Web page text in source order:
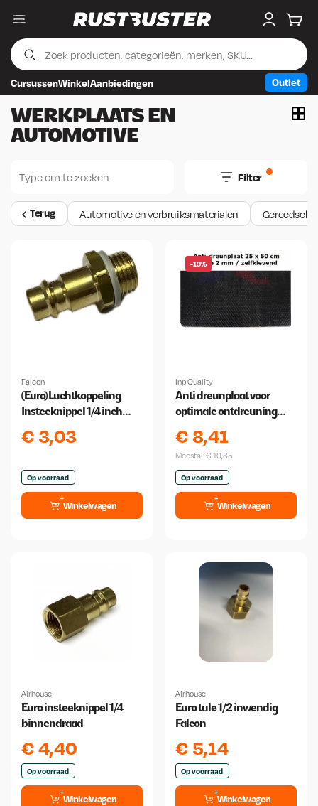
Skip to content
Skip to footer
Menu My
CursussenWinkelAanbiedingen Outlet
WERKPLAATS EN
AUTOMOTIVE
Filter
Terug Automotive en verbruiksmaterialen
Falcon
(Euro) Luchtkoppeling
Insteeknippel 1/4 inch
€ 3,03
Op voorraad
Winkelwagen
-19%
Inp Quality
Anti dreunplaat voor
optimale ontdreuning
€8,41
Meestal:€ 10,35
Op voorraad
Winkelwagen
Airhouse
Euro insteeknippel 1/4
binnendraad
€4,40
Op voorraad
Winkelwagen
Airhouse
Euro tule 1/2 inwendig
Falcon
€ 5,14
Op voorraad
Winkelwagen